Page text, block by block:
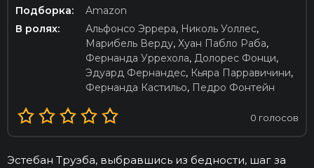
Подборка:
Amazon
В ролях:
Альфонсо Эррера, Николь Уоллес,
Марибель Верду, Хуан Пабло Раба,
Фернанда Уррехола, Долорес Фонци,
Эдуард Фернандес, Кьяра Парравичини,
Фернанда Кастильо, Педро Фонтейн
0 голосов
Эстебан Труэба, выбравшись из бедности, шаг за